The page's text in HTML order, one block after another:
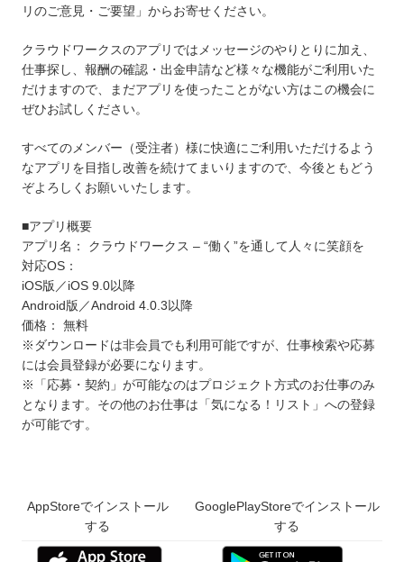
リのご意見・ご要望」からお寄せください。
クラウドワークスのアプリではメッセージのやりとりに加え、
仕事探し、報酬の確認・出金申請など様々な機能がご利用いた
だけますので、まだアプリを使ったことがない方はこの機会に
ぜひお試しください。
すべてのメンバー（受注者）様に快適にご利用いただけるよう
なアプリを目指し改善を続けてまいりますので、今後ともどう
ぞよろしくお願いいたします。
■アプリ概要
アプリ名： クラウドワークス – “働く”を通して人々に笑顔を
対応OS：
iOS版／iOS 9.0以降
Android版／Android 4.0.3以降
価格： 無料
※ダウンロードは非会員でも利用可能ですが、仕事検索や応募
には会員登録が必要になります。
※「応募・契約」が可能なのはプロジェクト方式のお仕事のみ
となります。その他のお仕事は「気になる！リスト」への登録
が可能です。
AppStoreでインストール
する
GooglePlayStoreでインストール
する